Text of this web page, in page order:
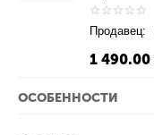
Продавец:
1 490.00
ОСОБЕННОСТИ